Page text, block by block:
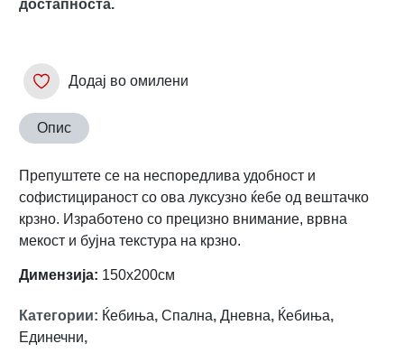
достапноста.
Додај во омилени
Опис
Препуштете се на неспоредлива удобност и
софистицираност со ова луксузно ќебе од вештачко
крзно. Изработено со прецизно внимание, врвна
мекост и бујна текстура на крзно.
Димензија: 150х200см
Категории: Ќебиња, Спална, Дневна, Ќебиња,
Единечни,